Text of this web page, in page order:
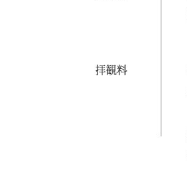
拝観料